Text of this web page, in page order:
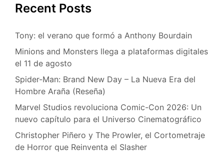
Recent Posts
Tony: el verano que formó a Anthony Bourdain
Minions and Monsters llega a plataformas digitales
el 11 de agosto
Spider-Man: Brand New Day – La Nueva Era del
Hombre Araña (Reseña)
Marvel Studios revoluciona Comic-Con 2026: Un
nuevo capítulo para el Universo Cinematográfico
Christopher Piñero y The Prowler, el Cortometraje
de Horror que Reinventa el Slasher